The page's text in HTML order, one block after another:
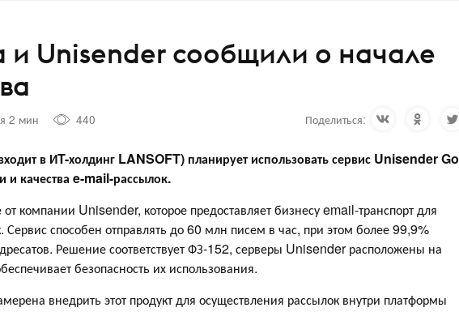
и Unisender сообщили о начале
2 мин 440 Поделиться:
в ИT-холдинг LANSOFT) планирует использовать сервис Unisender Go
и качества e-mail-рассылок.
компании Unisender, которое предоставляет бизнесу email-транспорт для
Сервис способен отправлять до 60 млн писем в час, при этом более 99,9%
Решение соответствует ФЗ-152, серверы Unisender расположены на
безопасность их использования.
внедрить этот продукт для осуществления рассылок внутри платформы